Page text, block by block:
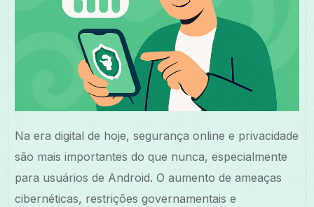
Na era digital de hoje, segurança online e privacidade
são mais importantes do que nunca, especialmente
para usuários de Android. O aumento de ameaças
cibernéticas, restrições governamentais e